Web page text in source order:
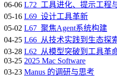
06-06 L72_工具进化、提示工程
05-16 L69_设计工具革新
05-02 L67_聚焦Agent系统构建
04-25 L66_从技术实践到生态探
03-28 L62_从模型突破到工具革
03-25 2025 Mac Software
03-23 Manus 的调研与思考